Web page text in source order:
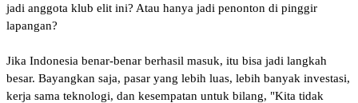
jadi anggota klub elit ini? Atau hanya jadi penonton di pinggir
lapangan?
Jika Indonesia benar-benar berhasil masuk, itu bisa jadi langkah
besar. Bayangkan saja, pasar yang lebih luas, lebih banyak investasi,
kerja sama teknologi, dan kesempatan untuk bilang, "Kita tidak